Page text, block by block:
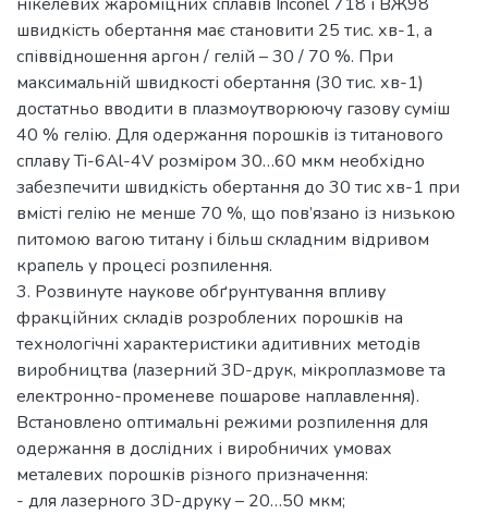
швидкість обертання має становити 25 тис. хв-1, а
співвідношення аргон / гелій – 30 / 70 %. При
максимальній швидкості обертання (30 тис. хв-1)
достатньо вводити в плазмоутворюючу газову суміш
40 % гелію. Для одержання порошків із титанового
сплаву Ti-6Al-4V розміром 30…60 мкм необхідно
забезпечити швидкість обертання до 30 тис хв-1 при
вмісті гелію не менше 70 %, що пов’язано із низькою
питомою вагою титану і більш складним відривом
крапель у процесі розпилення.
3. Розвинуте наукове обґрунтування впливу
фракційних складів розроблених порошків на
технологічні характеристики адитивних методів
виробництва (лазерний 3D-друк, мікроплазмове та
електронно-променеве пошарове наплавлення).
Встановлено оптимальні режими розпилення для
одержання в дослідних і виробничих умовах
металевих порошків різного призначення:
- для лазерного 3D-друку – 20…50 мкм;